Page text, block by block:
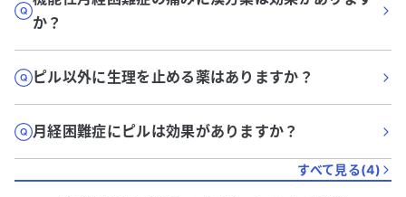
か？
ピル以外に生理を止める薬はありますか？
月経困難症にピルは効果がありますか？
すべて見る(4)